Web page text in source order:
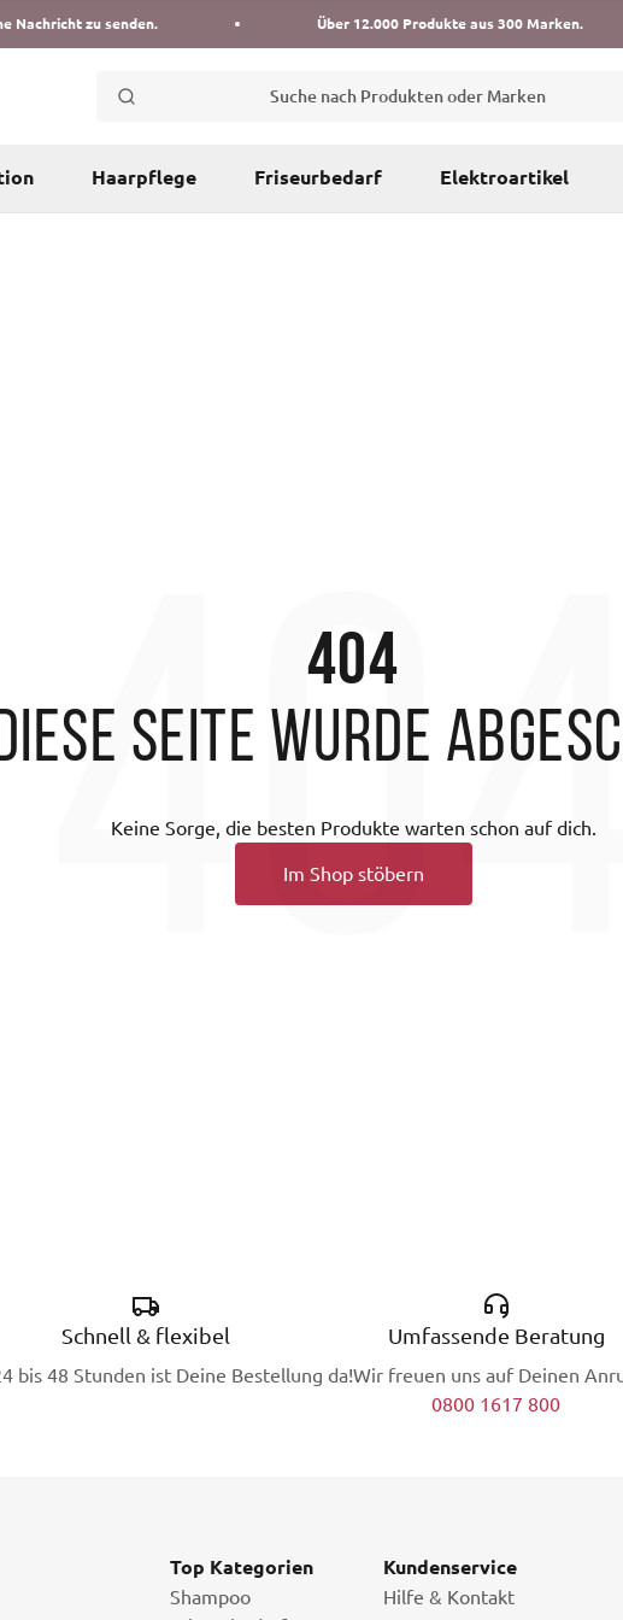
Nachricht zu senden. Über 12.000 Produkte aus 300 Marken.
Suche nach Produkten oder Marken
Haarpflege Friseurbedarf Elektroartikel
404
Seite wurde
Keine Sorge, die besten Produkte warten schon auf dich.
Im Shop stöbern
Schnell & flexibel
bis 48 Stunden ist Deine Bestellung da!
Umfassende Beratung
Wir freuen uns auf Deinen
0800 1617 800
Top Kategorien
Shampoo
Kundenservice
Hilfe & Kontakt